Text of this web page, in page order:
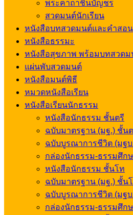
พระคาถาชินบัญชร
สวดมนต์นักเรียน
หนังสือบทสวดมนต์และคำสอน
หนังสือธรรมะ
หนังสือสุขภาพ พร้อมบทสวดม
แผ่นพับสวดมนต์
หนังสือมนต์พิธี
หมวดหนังสือเรียน
หนังสือเรียนนักธรรม
หนังสือนักธรรม ชั้นตรี
ฉบับมาตรฐาน (มฐ.) ชั้น
ฉบับบูรณาการชีวิต (มฐ
กล่องนักธรรม-ธรรมศึก
หนังสือนักธรรม ชั้นโท
ฉบับมาตรฐาน (มฐ.) ชั้น
ฉบับบูรณาการชีวิต (มฐ
กล่องนักธรรม-ธรรมศึก